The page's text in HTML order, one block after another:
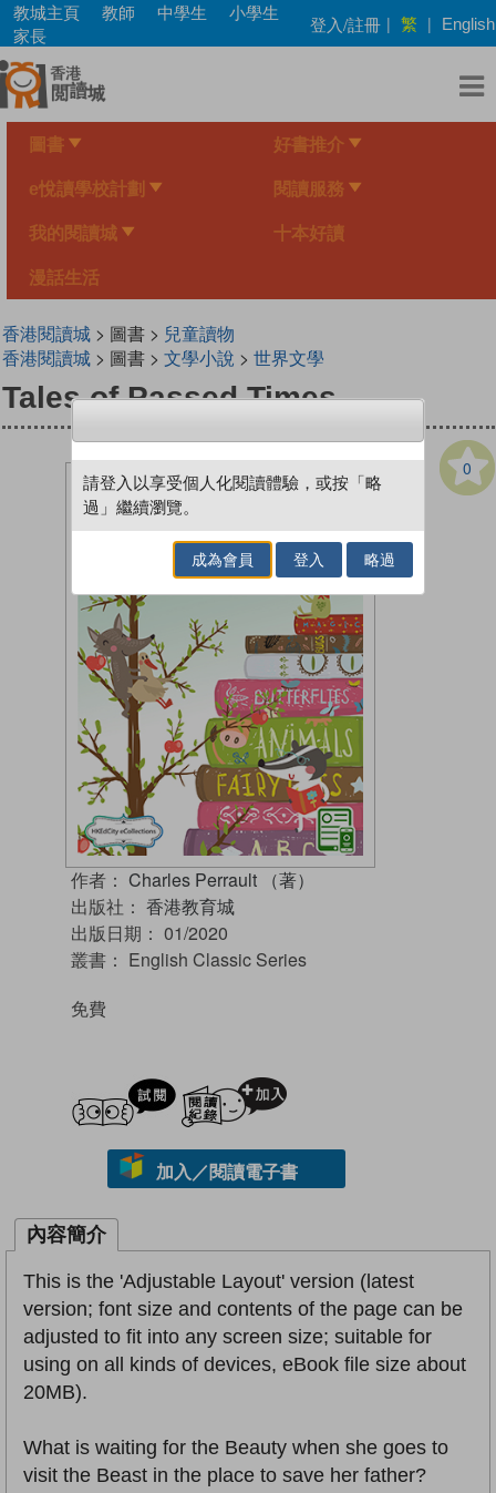
Skip
main
content
教城主頁 教師 中學生
小學生
家長
登入/註冊 | 繁 | English
圖書 好書推介
e悅讀學校計劃 閱讀服務
我的閱讀城 十本好讀
漫話生活
香港閱讀城> 圖書 > 兒童讀物
香港閱讀城> 圖書 > 文學小說 > 世界文學
Tales of Passed Times
0
作者： Charles Perrault （著）
出版社： 香港教育城
出版日期： 01/2020
叢書： English Classic Series
免費
試閲
加入／閱讀電子書
內容簡介
This is the 'Adjustable Layout' version (latest
version; font size and contents of the page can be
adjusted to fit into any screen size; suitable for
using on all kinds of devices, eBook file size about
20MB).
What is waiting for the Beauty when she goes to
visit the Beast in the place to save her father?
請登入以享受個人化閱讀體驗，或按「略
過」繼續瀏覽。
成為會員 登入 略過